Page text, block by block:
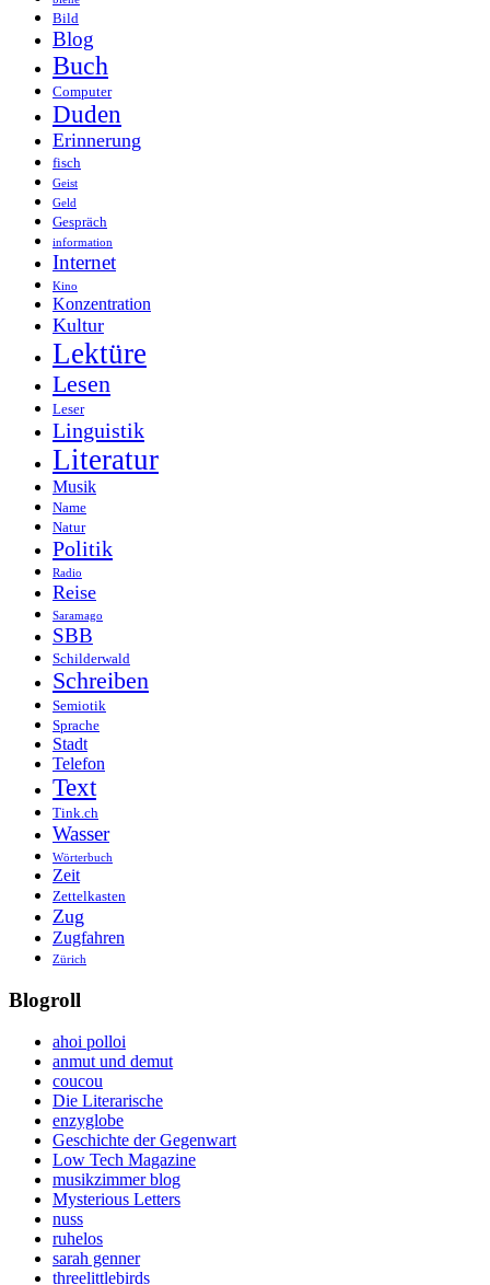
Bild
Blog
Buch
Computer
Duden
Erinnerung
fisch
Geist
Geld
Gespräch
information
Internet
Kino
Konzentration
Kultur
Lektüre
Lesen
Leser
Linguistik
Literatur
Musik
Name
Natur
Politik
Radio
Reise
Saramago
SBB
Schilderwald
Schreiben
Semiotik
Sprache
Stadt
Telefon
Text
Tink.ch
Wasser
Wörterbuch
Zeit
Zettelkasten
Zug
Zugfahren
Zürich
Blogroll
ahoi polloi
anmut und demut
coucou
Die Literarische
enzyglobe
Geschichte der Gegenwart
Low Tech Magazine
musikzimmer blog
Mysterious Letters
nuss
ruhelos
sarah genner
threelittlebirds